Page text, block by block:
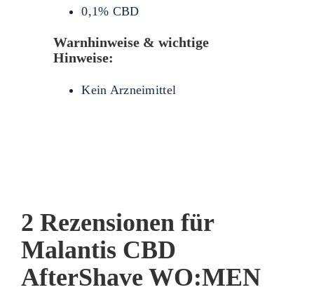
0,1% CBD
Warnhinweise & wichtige
Hinweise:
Kein Arzneimittel
2 Rezensionen für
Malantis CBD
AfterShave WO:MEN